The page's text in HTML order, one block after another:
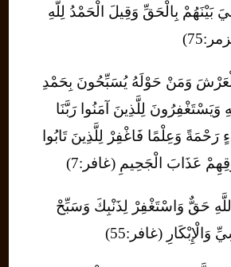
بَيْنَهُمْ بِالْحَقِّ وَقِيلَ الْحَمْدُ لِلَّهِ
وَمَنْ حَوْلَهُ يُسَبِّحُونَ بِحَمْدِ
وَيَسْتَغْفِرُونَ لِلَّذِينَ آمَنُوا رَبَّنَا
وَعِلْمًا فَاغْفِرْ لِلَّذِينَ تَابُوا
عَذَابَ الْجَحِيمِ (غافر:7)
حَقٌّ وَاسْتَغْفِرْ لِذَنْبِكَ وَسَبِّحْ
(غافر:55)